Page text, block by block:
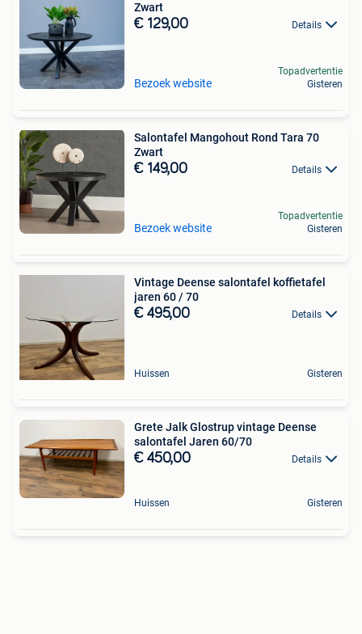
Zwart
€ 129,00 Details
Bezoek website
Topadvertentie
Gisteren
Salontafel Mangohout Rond Tara 70
Zwart
€ 149,00 Details
Bezoek website
Topadvertentie
Gisteren
Vintage Deense salontafel koffietafel
jaren 60 / 70
€ 495,00 Details
Huissen Gisteren
Grete Jalk Glostrup vintage Deense
salontafel Jaren 60/70
€ 450,00 Details
Huissen Gisteren